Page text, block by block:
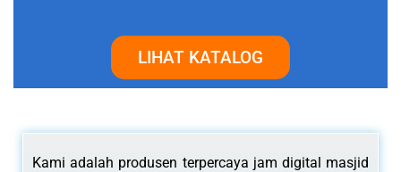
LIHAT KATALOG
Kami adalah produsen terpercaya jam digital masjid